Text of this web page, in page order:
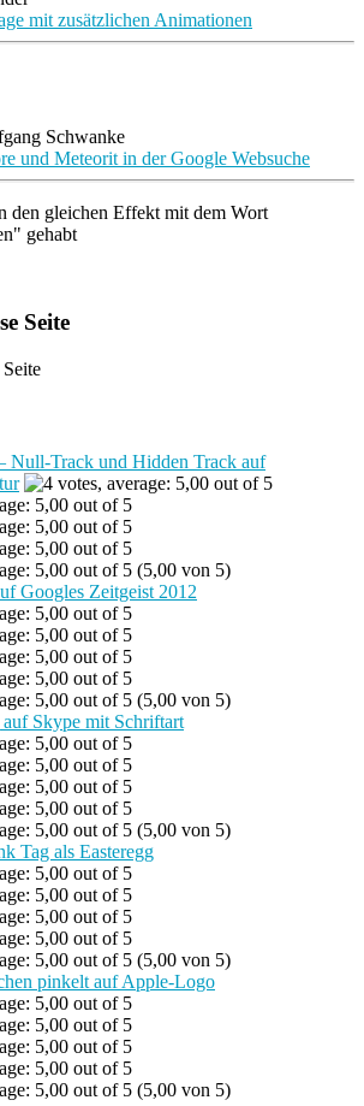
mit zusätzlichen Animationen
Schwanke
und Meteorit in der Google Websuche
den gleichen Effekt mit dem Wort
gehabt
Seite
Null-Track und Hidden Track auf
(5,00 von 5)
Googles Zeitgeist 2012
(5,00 von 5)
Skype mit Schriftart
(5,00 von 5)
Tag als Easteregg
(5,00 von 5)
pinkelt auf Apple-Logo
(5,00 von 5)